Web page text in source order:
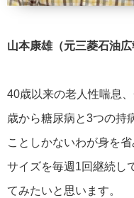
山本康雄（元三菱石油
40歳以来の老人性喘息
歳から糖尿病と3つの持
ことしかないわが身を
サイズを毎週1回継続し
てみたいと思います。